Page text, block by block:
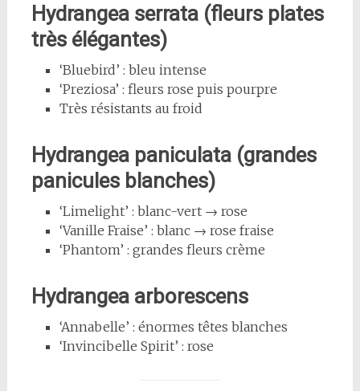
Hydrangea serrata (fleurs plates
très élégantes)
‘Bluebird’ : bleu intense
‘Preziosa’ : fleurs rose puis pourpre
Très résistants au froid
Hydrangea paniculata (grandes
panicules blanches)
‘Limelight’ : blanc-vert → rose
‘Vanille Fraise’ : blanc → rose fraise
‘Phantom’ : grandes fleurs crème
Hydrangea arborescens
‘Annabelle’ : énormes têtes blanches
‘Invincibelle Spirit’ : rose